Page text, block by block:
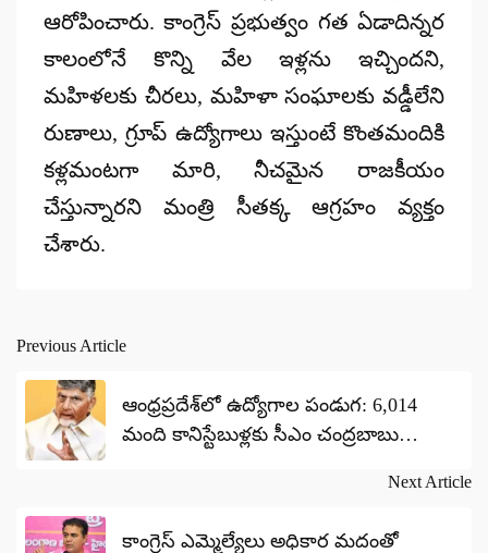
ఆరోపించారు. కాంగ్రెస్ ప్రభుత్వం గత ఏడాదిన్నర
కాలంలోనే కొన్ని వేల ఇళ్లను ఇచ్చిందని,
మహిళలకు చీరలు, మహిళా సంఘాలకు వడ్డీలేని
రుణాలు, గ్రూప్ ఉద్యోగాలు ఇస్తుంటే కొంతమందికి
కళ్లమంటగా మారి, నీచమైన రాజకీయం
చేస్తున్నారని మంత్రి సీతక్క ఆగ్రహం వ్యక్తం
చేశారు.
Post
navigation
Previous Article
ఆంధ్రప్రదేశ్‌లో ఉద్యోగాల పండుగ: 6,014
మంది కానిస్టేబుళ్లకు సీఎం చంద్రబాబు
Next Article
కాంగ్రెస్ ఎమ్మెల్యేలు అధికార మదంతో